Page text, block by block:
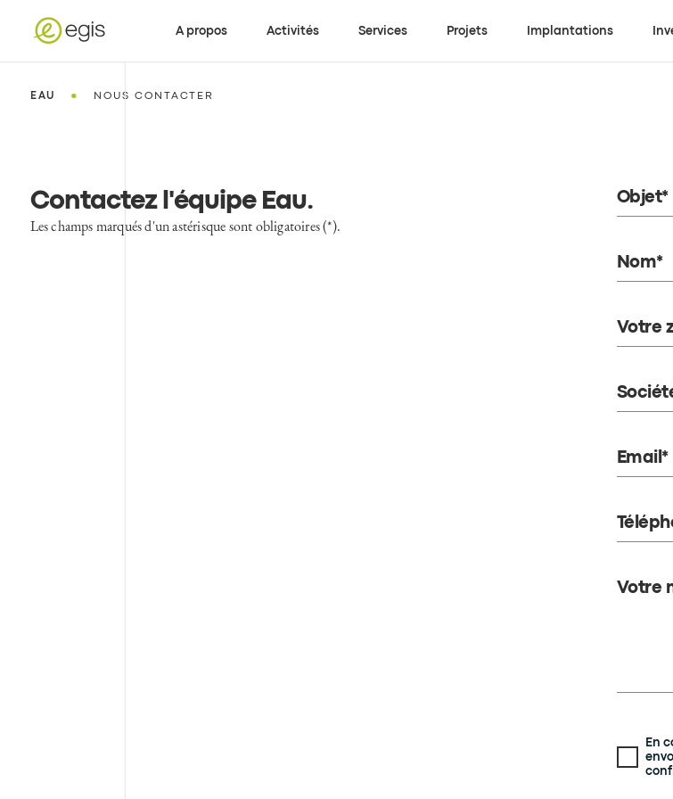
A propos Activités Services Projets Implantations
EAU • NOUS CONTACTER
Contactez l'équipe Eau.
Les champs marqués d'un astérisque sont obligatoires (*).
Objet*
Nom*
Votre
Email*
Votre
En